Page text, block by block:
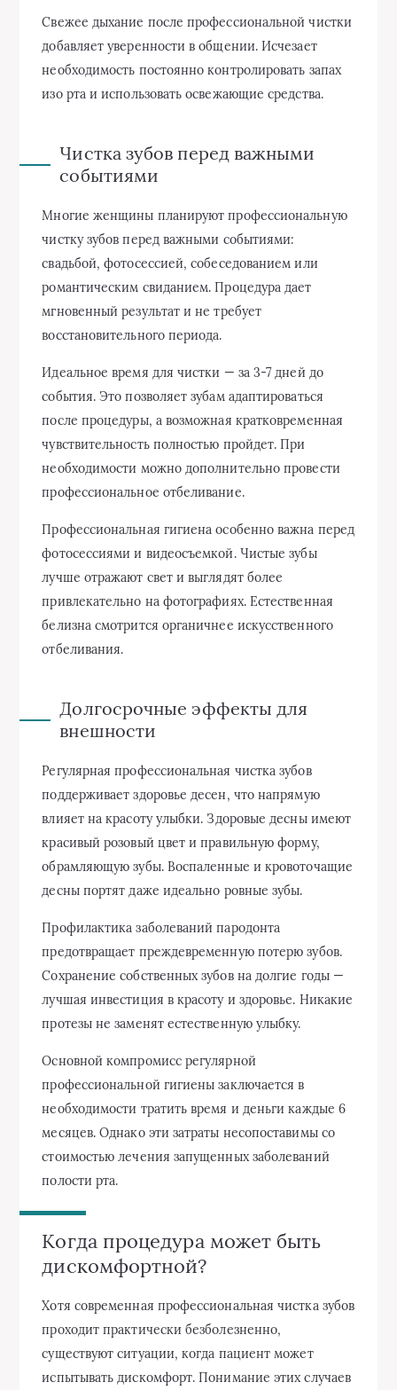
Свежее дыхание после профессиональной чистки
добавляет уверенности в общении. Исчезает
необходимость постоянно контролировать запах
изо рта и использовать освежающие средства.
Чистка зубов перед важными
событиями
Многие женщины планируют профессиональную
чистку зубов перед важными событиями:
свадьбой, фотосессией, собеседованием или
романтическим свиданием. Процедура дает
мгновенный результат и не требует
восстановительного периода.
Идеальное время для чистки — за 3-7 дней до
события. Это позволяет зубам адаптироваться
после процедуры, а возможная кратковременная
чувствительность полностью пройдет. При
необходимости можно дополнительно провести
профессиональное отбеливание.
Профессиональная гигиена особенно важна перед
фотосессиями и видеосъемкой. Чистые зубы
лучше отражают свет и выглядят более
привлекательно на фотографиях. Естественная
белизна смотрится органичнее искусственного
отбеливания.
Долгосрочные эффекты для
внешности
Регулярная профессиональная чистка зубов
поддерживает здоровье десен, что напрямую
влияет на красоту улыбки. Здоровые десны имеют
красивый розовый цвет и правильную форму,
обрамляющую зубы. Воспаленные и кровоточащие
десны портят даже идеально ровные зубы.
Профилактика заболеваний пародонта
предотвращает преждевременную потерю зубов.
Сохранение собственных зубов на долгие годы —
лучшая инвестиция в красоту и здоровье. Никакие
протезы не заменят естественную улыбку.
Основной компромисс регулярной
профессиональной гигиены заключается в
необходимости тратить время и деньги каждые 6
месяцев. Однако эти затраты несопоставимы со
стоимостью лечения запущенных заболеваний
полости рта.
Когда процедура может быть
дискомфортной?
Хотя современная профессиональная чистка зубов
проходит практически безболезненно,
существуют ситуации, когда пациент может
испытывать дискомфорт. Понимание этих случаев